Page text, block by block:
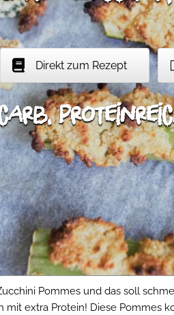
Direkt zum Rezept
Pommes und das soll
mit extra Protein! Diese Pommes